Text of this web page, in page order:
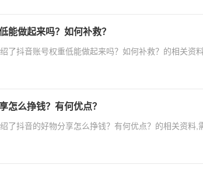
能做起来吗？如何补救？
了抖音账号权重低能做起来吗？如何补救？的相关资
怎么挣钱？有何优点？
了抖音的好物分享怎么挣钱？有何优点？的相关资料,